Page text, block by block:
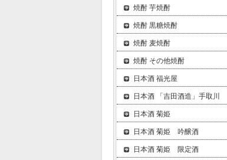
焼酎 芋焼酎
焼酎 黒糖焼酎
焼酎 麦焼酎
焼酎 その他焼酎
日本酒 福光屋
日本酒 「吉田酒造」手取川
日本酒 菊姫
日本酒 菊姫 吟醸酒
日本酒 菊姫 限定酒